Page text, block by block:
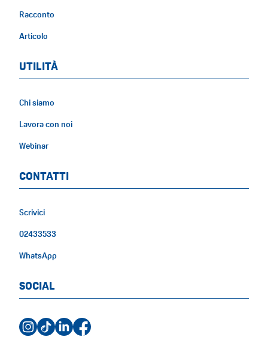
Racconto
Articolo
UTILITÀ
Chi siamo
Lavora con noi
Webinar
CONTATTI
Scrivici
02433533
WhatsApp
SOCIAL